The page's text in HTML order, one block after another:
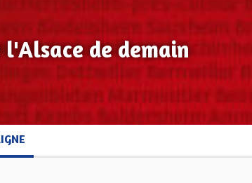
l'Alsace de demain